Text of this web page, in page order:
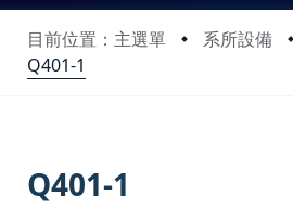
目前位置：主選單 系所設備
Q401-1
Q401-1